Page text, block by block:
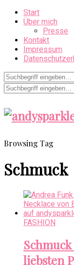
Start
Über mich
Presse
Kontakt
Impressum
Browsing Tag
Schmuck
FASHION
liebsten